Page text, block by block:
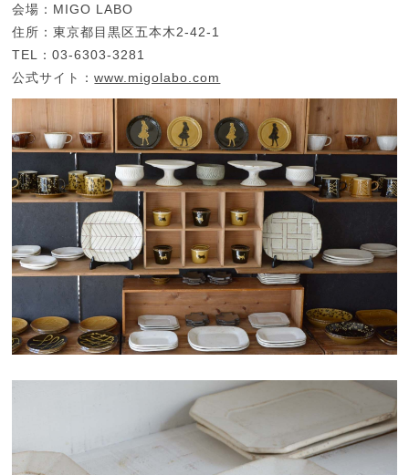
会場：MIGO LABO
住所：東京都目黒区五本木2-42-1
TEL：03-6303-3281
公式サイト：www.migolabo.com